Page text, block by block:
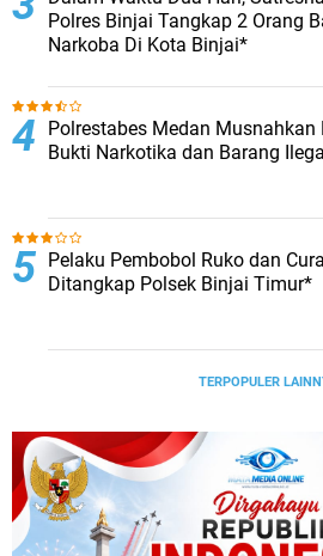
Polres Binjai Tangkap 2 Orang
Narkoba Di Kota Binjai*
Polrestabes Medan Musnahkan
Bukti Narkotika dan Barang
Pelaku Pembobol Ruko dan
Ditangkap Polsek Binjai Timur*
TERPOPULER